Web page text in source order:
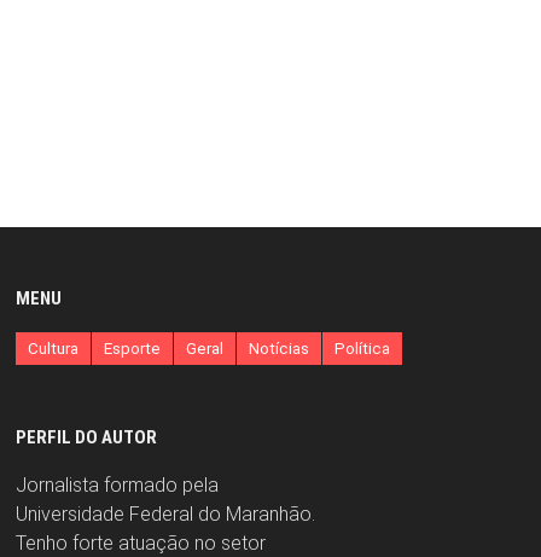
MENU
Cultura Esporte Geral Notícias Política
PERFIL DO AUTOR
Jornalista formado pela
Universidade Federal do Maranhão.
Tenho forte atuação no setor